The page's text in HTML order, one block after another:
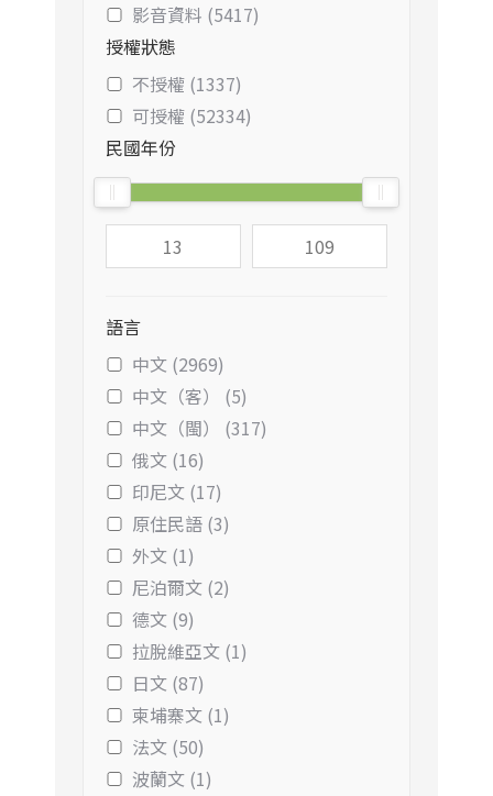
影音資料 (5417)
授權狀態
不授權 (1337)
可授權 (52334)
民國年份
語言
中文 (2969)
中文（客） (5)
中文（閩） (317)
俄文 (16)
印尼文 (17)
原住民語 (3)
外文 (1)
尼泊爾文 (2)
德文 (9)
拉脫維亞文 (1)
日文 (87)
柬埔寨文 (1)
法文 (50)
波蘭文 (1)